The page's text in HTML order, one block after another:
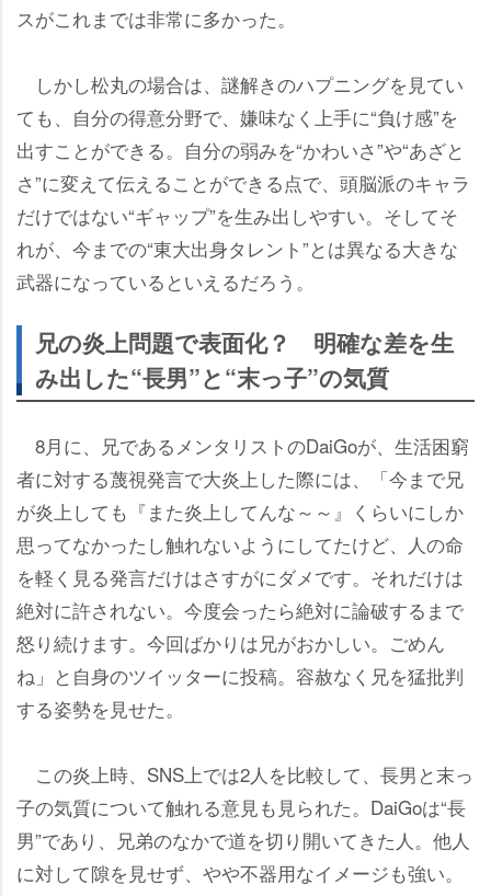
スがこれまでは非常に多かった。
しかし松丸の場合は、謎解きのハプニングを見てい
ても、自分の得意分野で、嫌味なく上手に“負け感”を
出すことができる。自分の弱みを“かわいさ”や“あざと
さ”に変えて伝えることができる点で、頭脳派のキャラ
だけではない“ギャップ”を生み出しやすい。そしてそ
れが、今までの“東大出身タレント”とは異なる大きな
武器になっているといえるだろう。
兄の炎上問題で表面化？ 明確な差を生
み出した“長男”と“末っ子”の気質
8月に、兄であるメンタリストのDaiGoが、生活困窮
者に対する蔑視発言で大炎上した際には、「今まで兄
が炎上しても『また炎上してんな～～』くらいにしか
思ってなかったし触れないようにしてたけど、人の命
を軽く見る発言だけはさすがにダメです。それだけは
絶対に許されない。今度会ったら絶対に論破するまで
怒り続けます。今回ばかりは兄がおかしい。ごめん
ね」と自身のツイッターに投稿。容赦なく兄を猛批判
する姿勢を見せた。
この炎上時、SNS上では2人を比較して、長男と末っ
子の気質について触れる意見も見られた。DaiGoは“長
男”であり、兄弟のなかで道を切り開いてきた人。他人
に対して隙を見せず、やや不器用なイメージも強い。